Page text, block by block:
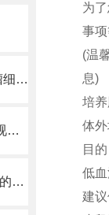
BT-325细胞 (人脑多型胶质母细胞瘤细胞库)
（HSY通派细胞库）三维图表表现视觉细胞活性
（HSkMC通派细胞库）乳牙干细胞的又一来源
为
事
(温
息)
培
体
目
低
建